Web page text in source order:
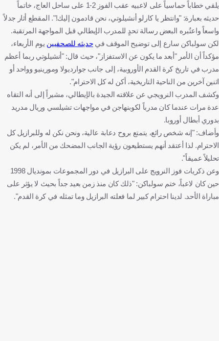
يلقي خطاباً حماسياً على لاعبيه عقب الفوز 2-1 على ساحل العاج، خاتماً
حديثه بعبارة: "وانتظر يا كارلو أنشيلوتي، نحن قادمون إليك!". المقطع أثار جدلاً
واسعاً واعتُبره البعض رسالة تحدٍ للمدرب الإيطالي قبل المواجهة المرتقبة.
لكن سولباكن سارع إلى توضيح الموقف فيحديثه للصحفيين يوم الأربعاء،
مؤكداً أن الأمر "أبعد ما يكون عن الاستفزاز"، حيث قال: "أنشيلوتي ربما أعظم
مدرب في تاريخ كرة القدم الأوروبية، إلى جانب جوارديولا ومورينيو وواحد أو
اثنين آخرين من الناحية التاريخية، أكن له كل الاحترام".
وكشف المدرب النرويجي عن علاقته الجيدة بالإيطالي، مشيراً إلى أنه التقاه
عدة مرات عندما كان مدرباً لكوبنهاجن في مواجهات تشيلسي وريال مدريد
بدوري أبطال أوروبا.
وأضاف: "إنه شخص رائع، يتمتع بروح دعابة عالية، ونحن نكن له وللبرازيل كل
الاحترام. لذا أعتقد أنهم يستطيعون رؤية الجانب المضحك من الأمر، لم يكن
تحليلاً عميقاً".
وعن ذكريات فوز النرويج على البرازيل في دور المجموعات بمونديال 1998
حين كان لاعباً، ختم سولباكن: "ذلك كان منذ زمن بعيد جداً بحيث لا يؤثر على
مباراة الأحد. لدينا احترام كبير لما فعلته البرازيل وما تمثله في كرة القدم".